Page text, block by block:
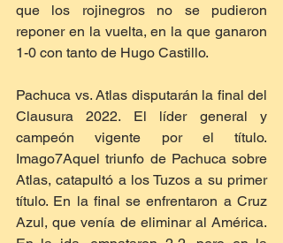
que los rojinegros no se pudieron
reponer en la vuelta, en la que ganaron
1-0 con tanto de Hugo Castillo.
Pachuca vs. Atlas disputarán la final del
Clausura 2022. El líder general y
campeón vigente por el título.
Imago7Aquel triunfo de Pachuca sobre
Atlas, catapultó a los Tuzos a su primer
título. En la final se enfrentaron a Cruz
Azul, que venía de eliminar al América.